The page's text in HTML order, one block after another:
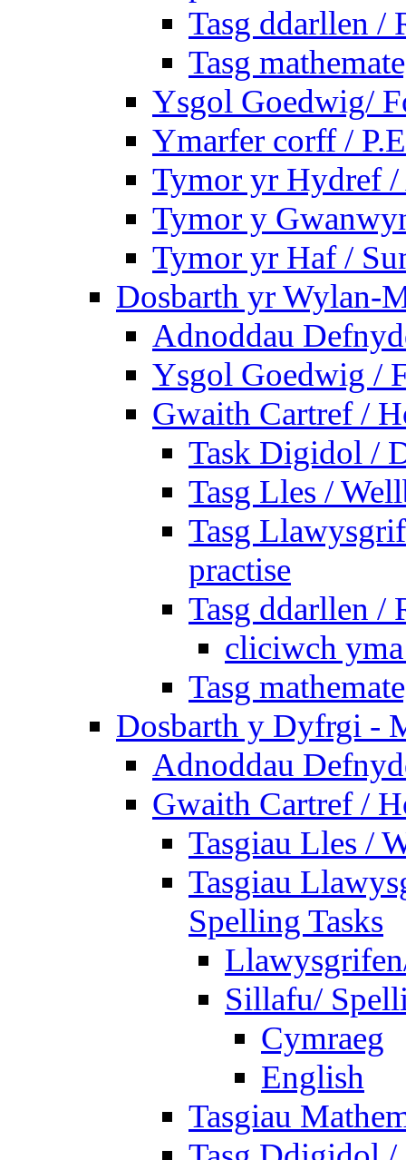
Tasg ddarllen /
Tasg
Ysgol Goedwig/
Ymarfer corff /
Tymor yr Hydref
Tymor y
Tymor yr Haf /
Dosbarth yr Wylan-
Adnoddau
Ysgol Goedwig /
Gwaith Cartref /
Task Digidol /
Tasg Lles /
Tasg
practise
Tasg ddarllen /
cliciwch
Tasg
Dosbarth y Dyfrgi -
Adnoddau
Gwaith Cartref /
Tasgiau Lles /
Tasgiau
Spelling Tasks
Sillafu/
Cymraeg
English
Tasgiau